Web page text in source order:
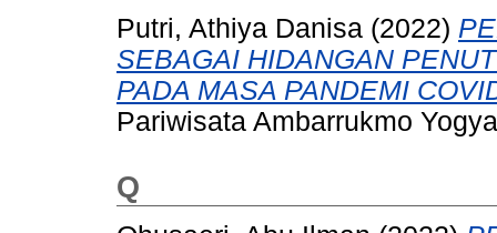
Putri, Athiya Danisa (2022)
SEBAGAI HIDANGAN
PADA MASA PANDEMI
Pariwisata Ambarrukmo
Q